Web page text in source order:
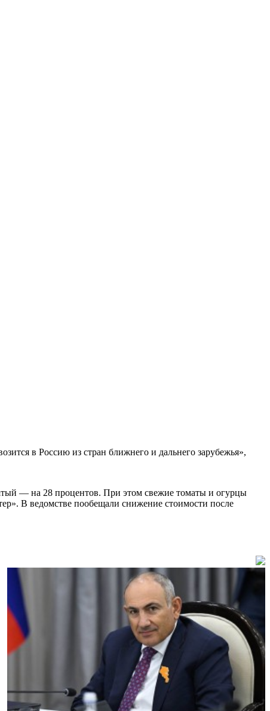
в Россию из стран ближнего и дальнего зарубежья»,
— на 28 процентов. При этом свежие томаты и огурцы
В ведомстве пообещали снижение стоимости после